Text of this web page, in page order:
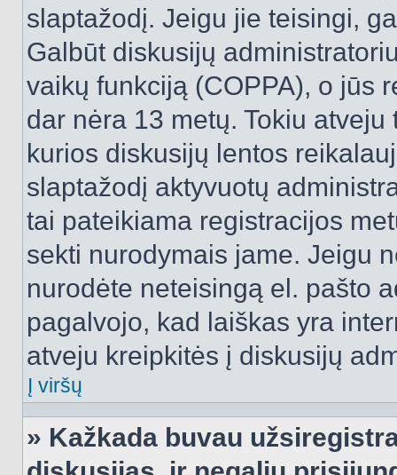
slaptažodį. Jeigu jie teisingi,
Galbūt diskusijų
vaikų funkciją (COPPA), o jūs
dar nėra 13 metų. Tokiu
kurios diskusijų lentos
slaptažodį aktyvuotų
tai pateikiama registracijos
sekti nurodymais jame. Jeigu
nurodėte neteisingą el. pašto
pagalvojo, kad laiškas yra
atveju kreipkitės į diskusijų
Į viršų
» Kažkada buvau